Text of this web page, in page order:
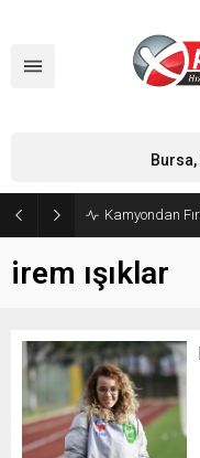
Bursa,
irem ışıklar